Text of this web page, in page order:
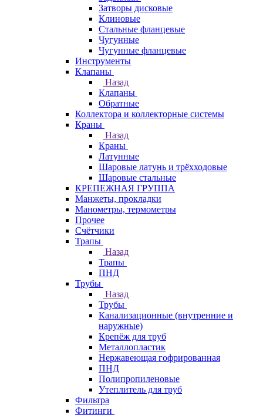
Затворы дисковые
Клиновые
Стальные фланцевые
Чугунные
Чугунные фланцевые
Инструменты
Клапаны
Назад
Клапаны
Обратные
Коллектора и коллекторные системы
Краны
Назад
Краны
Латунные
Шаровые латунь и трёхходовые
Шаровые стальные
КРЕПЕЖНАЯ ГРУППА
Манжеты, прокладки
Манометры, термометры
Прочее
Счётчики
Трапы
Назад
Трапы
ПНД
Трубы
Назад
Трубы
Канализационные (внутренние и
наружные)
Крепёж для труб
Металлопластик
Нержавеющая гофрированная
ПНД
Полипропиленовые
Утеплитель для труб
Фильтра
Фитинги